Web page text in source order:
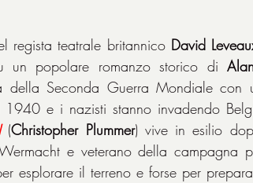
regista teatrale britannico David
un popolare romanzo storico di
della Seconda Guerra Mondiale con
1940 e i nazisti stanno invadendo
(Christopher Plummer) vive in esilio
e veterano della campagna
esplorare il terreno e forse per